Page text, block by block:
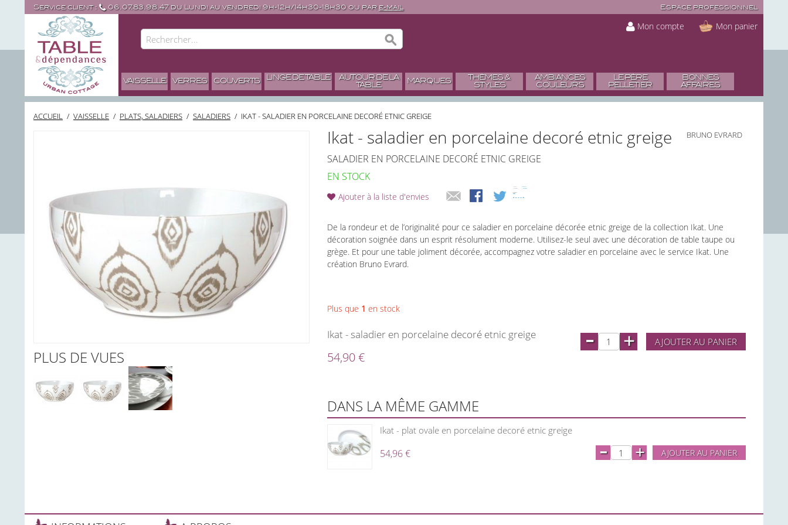
Service client : 06.07.83.98.47 du Lundi au vendredi 9h-12h/14h30-18h30 ou par e-mail Espace professionnel
Mon compte Mon panier
VAISSELLE VERRES COUVERTS LINGE DE TABLE
AUTOUR DE LA
TABLE
MARQUES
THÈMES &
STYLES
AMBIANCES
COULEURS
LE PÈRE
PELLETIER
BONNES
AFFAIRES
ACCUEIL / VAISSELLE / PLATS, SALADIERS / SALADIERS / IKAT - SALADIER EN PORCELAINE DECORÉ ETNIC GREIGE
PLUS DE VUES
Ikat - saladier en porcelaine decoré etnic greige
SALADIER EN PORCELAINE DECORÉ ETNIC GREIGE
BRUNO EVRARD
EN STOCK
Ajouter à la liste d'envies
De la rondeur et de l’originalité pour ce saladier en porcelaine décorée etnic greige de la collection Ikat. Une
décoration soignée dans un esprit résolument moderne. Utilisez-le seul avec une décoration de table taupe ou
grège. Et pour une table joliment décorée, accompagnez votre saladier en porcelaine avec le service Ikat. Une
création Bruno Evrard.
Plus que 1 en stock
Ikat - saladier en porcelaine decoré etnic greige
AJOUTER AU PANIER
- +
54,90 €
DANS LA MÊME GAMME
Ikat - plat ovale en porcelaine decoré etnic greige
54,96 € AJOUTER AU PANIER
- +